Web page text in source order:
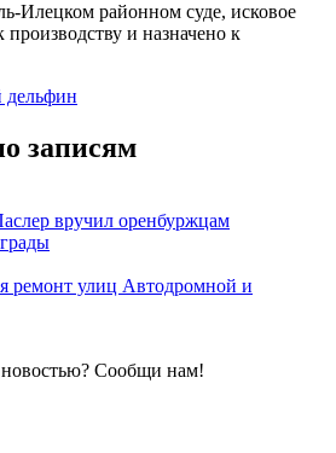
Илецком районном суде, исковое
производству и назначено к
дельфин
записям
вручил оренбуржцам
ремонт улиц Автодромной и
Сообщи нам!